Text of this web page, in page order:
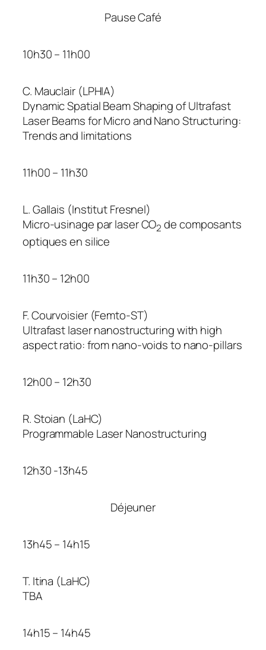
Pause Café
10h30 – 11h00
C. Mauclair (LPHIA)
Dynamic Spatial Beam Shaping of Ultrafast
Laser Beams for Micro and Nano Structuring:
Trends and limitations
11h00 – 11h30
L. Gallais (Institut Fresnel)
Micro-usinage par laser CO2 de composants
optiques en silice
11h30 – 12h00
F. Courvoisier (Femto-ST)
Ultrafast laser nanostructuring with high
aspect ratio: from nano-voids to nano-pillars
12h00 – 12h30
R. Stoian (LaHC)
Programmable Laser Nanostructuring
12h30 -13h45
Déjeuner
13h45 – 14h15
T. Itina (LaHC)
TBA
14h15 – 14h45